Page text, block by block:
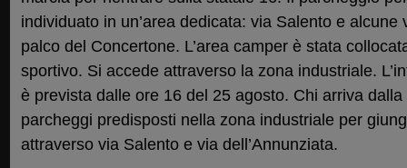
individuato in un’area dedicata: via Salento e
palco del Concertone. L’area camper è stata
sportivo. Si accede attraverso la zona industriale.
è prevista dalle ore 16 del 25 agosto. Chi arriva
parcheggi predisposti nella zona industriale per
attraverso via Salento e via dell’Annunziata.